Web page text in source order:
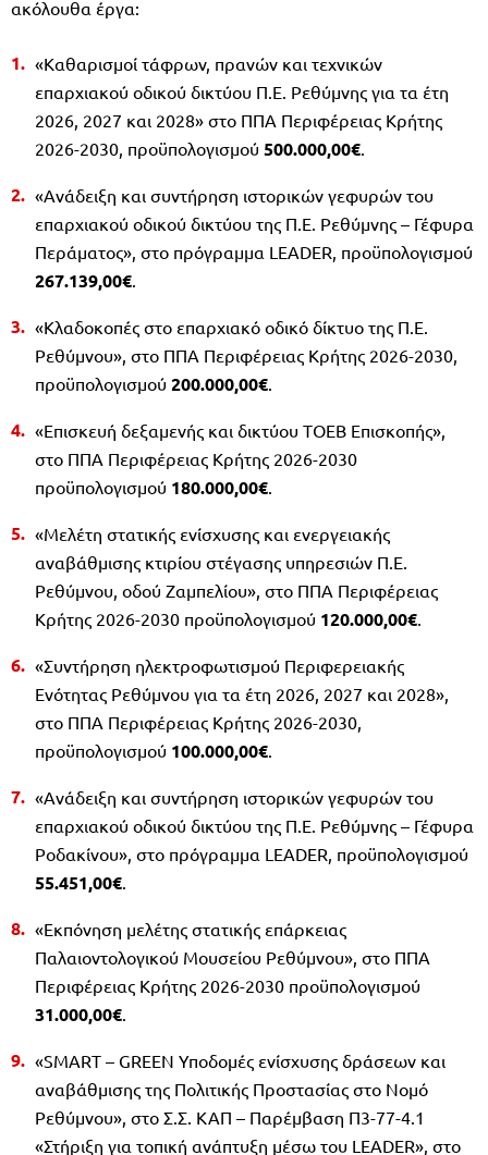
ακόλουθα έργα:
«Καθαρισμοί τάφρων, πρανών και τεχνικών
επαρχιακού οδικού δικτύου Π.Ε. Ρεθύμνης για τα έτη
2026, 2027 και 2028» στο ΠΠΑ Περιφέρειας Κρήτης
2026-2030, προϋπολογισμού 500.000,00€
«Ανάδειξη και συντήρηση ιστορικών γεφυρών του
επαρχιακού οδικού δικτύου της Π.Ε. Ρεθύμνης – Γέφυρα
Περάματος», στο πρόγραμμα LEADER, προϋπολογισμού
267.139,00€
«Κλαδοκοπές στο επαρχιακό οδικό δίκτυο της Π.Ε.
Ρεθύμνου», στο ΠΠΑ Περιφέρειας Κρήτης 2026-2030,
προϋπολογισμού 200.000,00€
«Επισκευή δεξαμενής και δικτύου ΤΟΕΒ Επισκοπής»,
στο ΠΠΑ Περιφέρειας Κρήτης 2026-2030
προϋπολογισμού 180.000,00€
«Μελέτη στατικής ενίσχυσης και ενεργειακής
αναβάθμισης κτιρίου στέγασης υπηρεσιών Π.Ε.
Ρεθύμνου, οδού Ζαμπελίου», στο ΠΠΑ Περιφέρειας
Κρήτης 2026-2030 προϋπολογισμού 120.000,00€
«Συντήρηση ηλεκτροφωτισμού Περιφερειακής
Ενότητας Ρεθύμνου για τα έτη 2026, 2027 και 2028»,
στο ΠΠΑ Περιφέρειας Κρήτης 2026-2030,
προϋπολογισμού 100.000,00€
«Ανάδειξη και συντήρηση ιστορικών γεφυρών του
επαρχιακού οδικού δικτύου της Π.Ε. Ρεθύμνης – Γέφυρα
Ροδακίνου», στο πρόγραμμα LEADER, προϋπολογισμού
55.451,00€
«Εκπόνηση μελέτης στατικής επάρκειας
Παλαιοντολογικού Μουσείου Ρεθύμνου», στο ΠΠΑ
Περιφέρειας Κρήτης 2026-2030 προϋπολογισμού
31.000,00€
«SMART – GREEN Υποδομές ενίσχυσης δράσεων και
αναβάθμισης της Πολιτικής Προστασίας στο Νομό
Ρεθύμνου», στο Σ.Σ. ΚΑΠ – Παρέμβαση Π3-77-4.1
«Στήριξη για τοπική ανάπτυξη μέσω του LEADER», στο